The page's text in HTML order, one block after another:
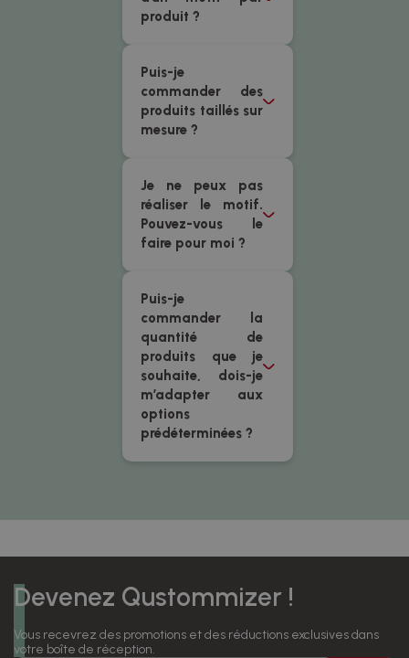
produit ?
Puis-je
commander des
produits taillés sur
mesure ?
Je ne peux pas
réaliser le motif.
Pouvez-vous le
faire pour moi ?
Puis-je
commander la
quantité de
produits que je
souhaite, dois-je
m’adapter aux
options
prédéterminées ?
Devenez Qustommizer !
Vous recevrez des promotions et des réductions exclusives dans
votre boîte de réception.